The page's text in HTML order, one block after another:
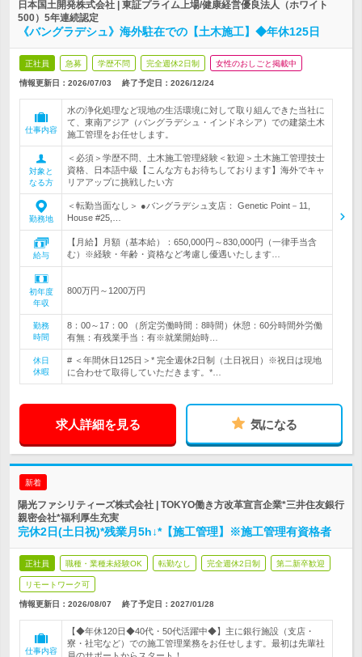
日本国土開発株式会社 | 東証プライム上場/健康経営優良法人（ホワイト
500）5年連続認定
《バングラデシュ》海外駐在での【土木施工】◆年休125日
正社員 急募 学歴不問 完全週休2日制 女性のおしごと掲載中
情報更新日：2026/07/03 終了予定日： 2026/12/24
仕事内容
水の浄化処理など現地の生活環境に対して取り組んできた当社に
て、東南アジア（バングラデシュ・インドネシア）での建築土木
施工管理をお任せします。
対象と
なる方
＜必須＞学歴不問、土木施工管理経験＜歓迎＞土木施工管理技士
資格、日本語中級【こんな方もお待ちしております】海外でキャ
リアアップに挑戦したい方
勤務地
＜転勤当面なし＞ ●バングラデシュ支店： Genetic Point－11,
House #25,…
給与
【月給】月額（基本給）：650,000円～830,000円（一律手当含
む）※経験・年齢・資格など考慮し優遇いたします…
初年度
年収
800万円～1200万円
勤務
時間
8：00～17：00 （所定労働時間：8時間）休憩：60分時間外労働
有無：有残業手当：有※就業開始時…
休日
休暇
# ＜年間休日125日＞* 完全週休2日制（土日祝日）※祝日は現地
に合わせて取得していただきます。*…
求人詳細を見る 気になる
新着
陽光ファシリティーズ株式会社 | TOKYO働き方改革宣言企業*三井住友銀行
親密会社*福利厚生充実
完休2日(土日祝)*残業月5h↓*【施工管理】※施工管理有資格者
正社員 職種・業種未経験OK 転勤なし 完全週休2日制 第二新卒歓迎
リモートワーク可
情報更新日：2026/08/07 終了予定日： 2027/01/28
仕事内容
【◆年休120日◆40代・50代活躍中◆】主に銀行施設（支店・
寮・社宅など）での施工管理業務をお任せします。最初は先輩社